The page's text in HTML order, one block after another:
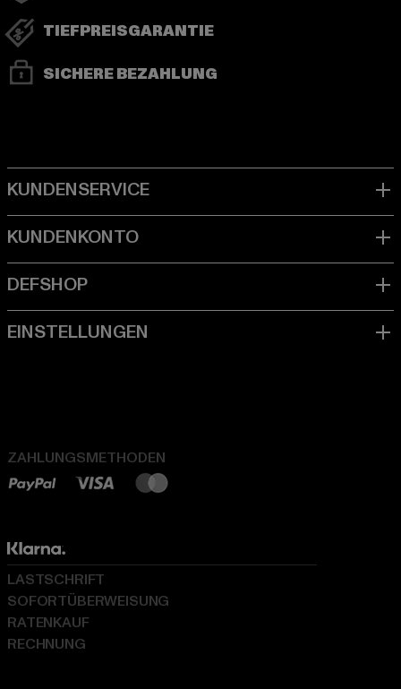
TIEFPREISGARANTIE
SICHERE BEZAHLUNG
ZAHLUNGSMETHODEN
LASTSCHRIFT
SOFORTÜBERWEISUNG
RATENKAUF
RECHNUNG